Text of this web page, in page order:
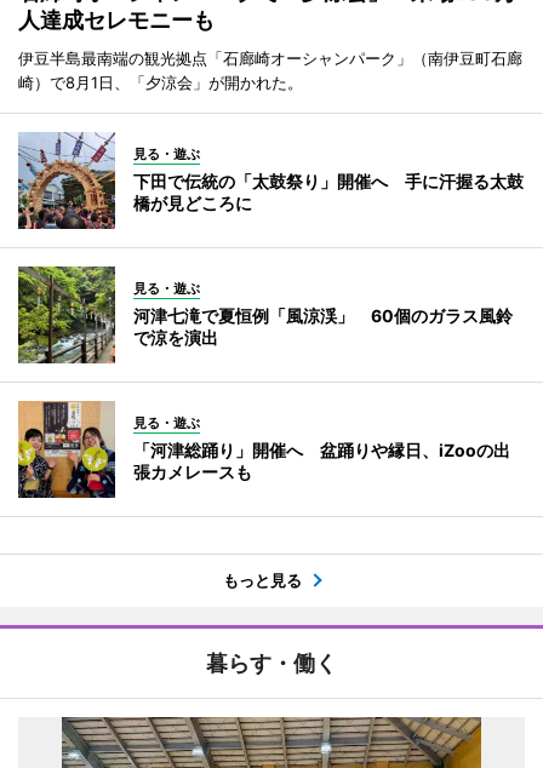
人達成セレモニーも
伊豆半島最南端の観光拠点「石廊崎オーシャンパーク」（南伊豆町石廊
崎）で8月1日、「夕涼会」が開かれた。
見る・遊ぶ
下田で伝統の「太鼓祭り」開催へ 手に汗握る太鼓
橋が見どころに
見る・遊ぶ
河津七滝で夏恒例「風涼渓」 60個のガラス風鈴
で涼を演出
見る・遊ぶ
「河津総踊り」開催へ 盆踊りや縁日、iZooの出
張カメレースも
もっと見る
暮らす・働く